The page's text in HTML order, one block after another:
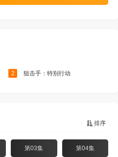
2 狙击手：特别行动
排序
第03集 第04集